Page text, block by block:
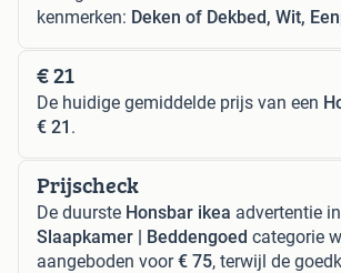
kenmerken: Deken of Dekbed, Wit,
€ 21
De huidige gemiddelde prijs van een
€ 21 .
Prijscheck
De duurste Honsbar ikea advertentie
Slaapkamer | Beddengoed categorie
aangeboden voor€ 75, terwijl de